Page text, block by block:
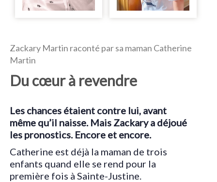
Zackary Martin raconté par sa maman Catherine
Martin
Du cœur à revendre
Les chances étaient contre lui, avant
même qu’il naisse. Mais Zackary a déjoué
les pronostics. Encore et encore.
Catherine est déjà la maman de trois
enfants quand elle se rend pour la
première fois à Sainte-Justine.